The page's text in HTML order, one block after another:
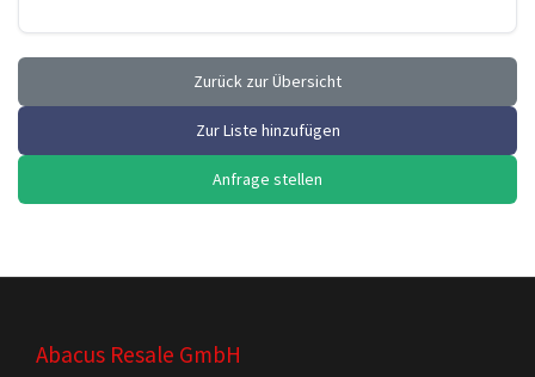
Zurück zur Übersicht
Zur Liste hinzufügen
Anfrage stellen
Abacus Resale GmbH